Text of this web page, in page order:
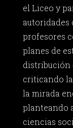
el Liceo y
autoridades
profesores
planes de
distribución
criticando
la mirada
planteando
ciencias